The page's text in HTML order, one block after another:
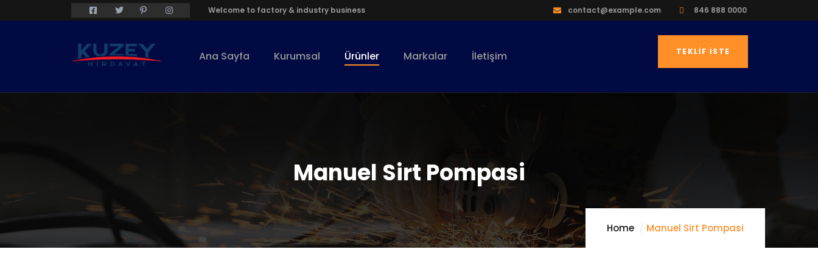
Welcome to factory & industry business contact@example.com 846 888 0000
Ana Sayfa Kurumsal Ürünler Markalar İletişim TEKLIF İSTE
Manuel Sirt Pompasi
Home Manuel Sirt Pompasi